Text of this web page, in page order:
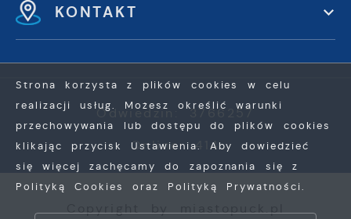
KONTAKT
Odwiedzin: 3766257
Online: 414
Strona korzysta z plików cookies w celu
realizacji usług. Możesz określić warunki
przechowywania lub dostępu do plików cookies
klikając przycisk Ustawienia. Aby dowiedzieć
się więcej zachęcamy do zapoznania się z
Polityką Cookies oraz Polityką Prywatności.
ZAPISZ WYBRANE